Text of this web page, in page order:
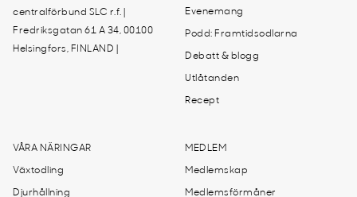
centralförbund SLC r.f. |
Fredriksgatan 61 A 34, 00100
Helsingfors, FINLAND |
Evenemang
Podd: Framtidsodlarna
Debatt & blogg
Utlåtanden
Recept
VÅRA NÄRINGAR
Växtodling
Djurhållning
MEDLEM
Medlemskap
Medlemsförmåner